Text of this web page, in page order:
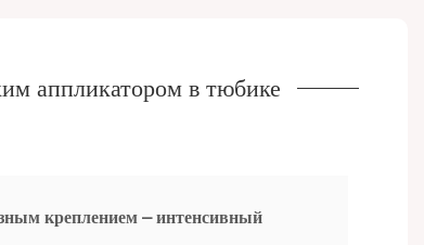
аппликатором в тюбике
креплением – интенсивный